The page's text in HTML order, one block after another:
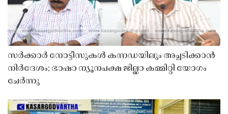
സർക്കാർ നോട്ടീസുകൾ കന്നഡയിലും അച്ചടിക്കാൻ
നിർദേശം; ഭാഷാ ന്യൂനപക്ഷ ജില്ലാ കമ്മിറ്റി യോഗം
ചേർന്നു